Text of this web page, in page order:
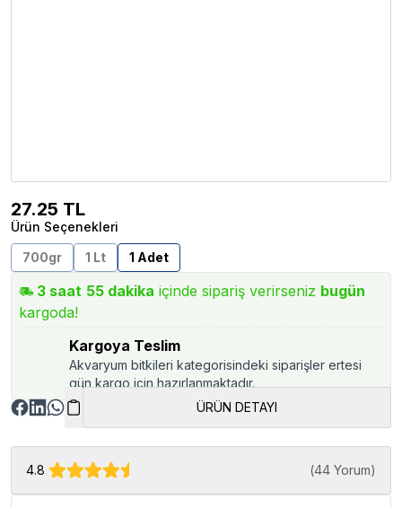
27.25 TL
Ürün Seçenekleri
700gr
1 Lt 1 Adet
3 saat 55 dakika içinde sipariş verirseniz bugün
kargoda!
Kargoya Teslim
Akvaryum bitkileri kategorisindeki siparişler ertesi
gün kargo için hazırlanmaktadır.
ÜRÜN DETAYI
4.8 (44 Yorum)